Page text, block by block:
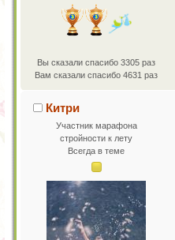
Вы сказали спасибо 3305 раз
Вам сказали спасибо 4631 раз
Китри
Участник марафона
стройности к лету
Всегда в теме